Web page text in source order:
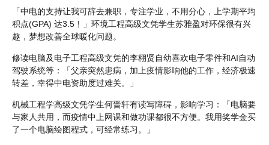
「中电的支持让我可辞去兼职，专注学业，不用分心，上学期平均
积点(GPA) 达3.5﹗」环境工程高级文凭学生苏雅盈对环保很有兴
趣，梦想改善全球暖化问题。
修读电脑及电子工程高级文凭的李栩贤自幼喜欢电子零件和AI自动
驾驶系统等：「父亲突然患病，加上疫情影响他的工作，经济极速
转差，幸得中电资助度过难关。」
机械工程学高级文凭学生何晋轩有读写障碍，影响学习：「电脑要
与家人共用，而疫情中上网课和做功课都很不方便。我用奖学金买
了一个电脑绘图程式，可经常练习。」